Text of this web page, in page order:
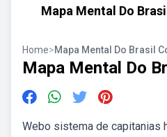
Mapa Mental Do
Home>Mapa Mental Do Brasil
Mapa Mental Do
Webo sistema de capitanias